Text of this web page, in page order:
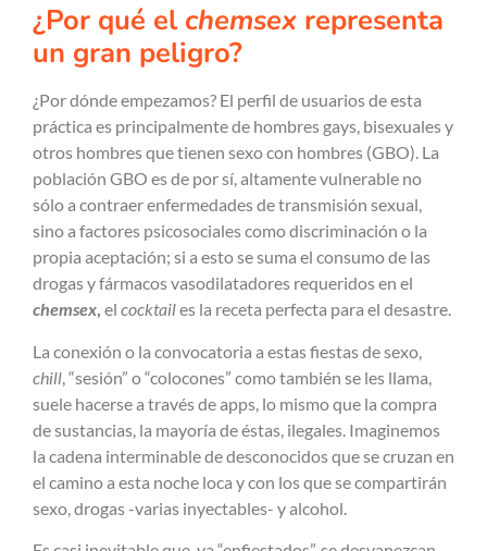
¿Por qué el chemsex representa
un gran peligro?
¿Por dónde empezamos? El perfil de usuarios de esta
práctica es principalmente de hombres gays, bisexuales y
otros hombres que tienen sexo con hombres (GBO). La
población GBO es de por sí, altamente vulnerable no
sólo a contraer enfermedades de transmisión sexual,
sino a factores psicosociales como discriminación o la
propia aceptación; si a esto se suma el consumo de las
drogas y fármacos vasodilatadores requeridos en el
chemsex, el cocktailes la receta perfecta para el desastre.
La conexión o la convocatoria a estas fiestas de sexo,
chill , “sesión” o “colocones” como también se les llama,
suele hacerse a través de apps, lo mismo que la compra
de sustancias, la mayoría de éstas, ilegales. Imaginemos
la cadena interminable de desconocidos que se cruzan en
el camino a esta noche loca y con los que se compartirán
sexo, drogas -varias inyectables- y alcohol.